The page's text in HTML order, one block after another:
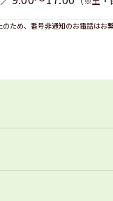
ため、番号非通知のお電話はお